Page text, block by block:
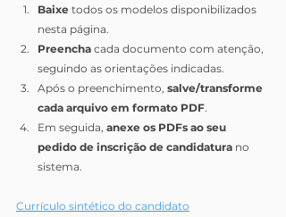
Baixe todos os modelos disponibilizados
nesta página.
Preencha cada documento com atenção,
seguindo as orientações indicadas.
Após o preenchimento, salve/transforme
cada arquivo em formato PDF
Em seguida, anexe os PDFs ao seu
pedido de inscrição de candidatura no
sistema.
Currículo sintético do candidato